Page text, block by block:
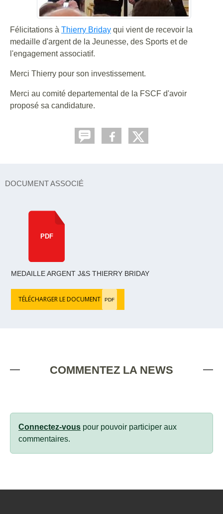
Félicitations à Thierry Briday qui vient de recevoir la
medaille d'argent de la Jeunesse, des Sports et de
l'engagement associatif.
Merci Thierry pour son investissement.
Merci au comité departemental de la FSCF d'avoir
proposé sa candidature.
DOCUMENT ASSOCIÉ
PDF
MEDAILLE ARGENT J&S THIERRY BRIDAY
TÉLÉCHARGER LE DOCUMENT PDF
COMMENTEZ LA NEWS
Connectez-vous pour pouvoir participer aux
commentaires.